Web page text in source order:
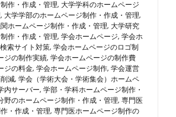
作・作成・管理, 大学学科のホームページ
, 大学学部のホームページ制作・作成・管理,
ホームページ制作・作成・管理, 大学研究
作・作成・管理, 学会ホームページ, 学会ホ
索サイト対策, 学会ホームページのロゴ制
ジの制作実績, 学会ホームページの制作費
ジの料金, 学会ホームページ制作, 学会運営
減, 学会（学術大会・学術集会）ホームペ
内サーバー, 学部・学科ホームページ制作・
野のホームページ制作・作成・管理, 専門医
・作成・管理, 専門医ホームページ制作の